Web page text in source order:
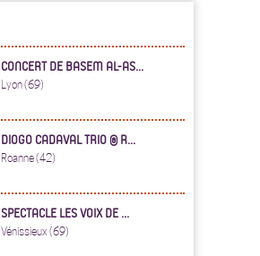
CONCERT DE BASEM AL-AS...
Lyon (69)
DIOGO CADAVAL TRIO @ R...
Roanne (42)
SPECTACLE LES VOIX DE ...
Vénissieux (69)